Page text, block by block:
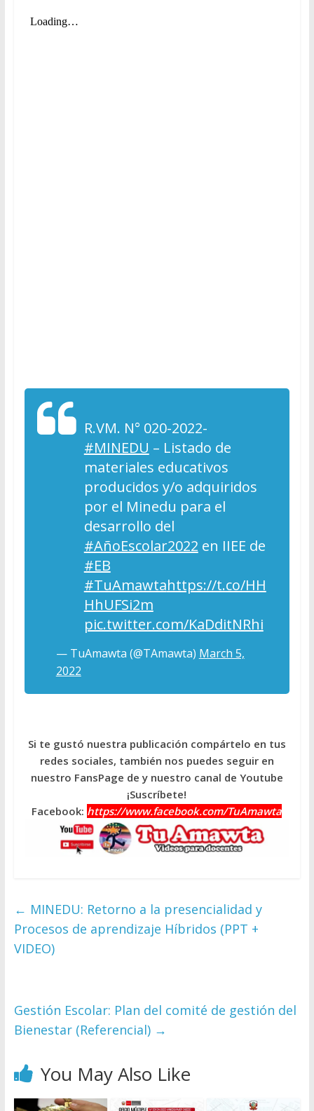
R.VM. N° 020-2022-
#MINEDU – Listado de
materiales educativos
producidos y/o adquiridos
por el Minedu para el
desarrollo del
#AñoEscolar2022 en IIEE de
#EB
#TuAmawtahttps://t.co/HH
HhUFSi2m
pic.twitter.com/KaDditNRhi
— TuAmawta (@TAmawta) March 5,
2022
Si te gustó nuestra publicación compártelo en tus
redes sociales, también nos puedes seguir en
nuestro FansPage de y nuestro canal de Youtube
¡Suscríbete!
Facebook: https://www.facebook.com/TuAmawta
← MINEDU: Retorno a la presencialidad y
Procesos de aprendizaje Híbridos (PPT +
VIDEO)
Gestión Escolar: Plan del comité de gestión del
Bienestar (Referencial) →
You May Also Like